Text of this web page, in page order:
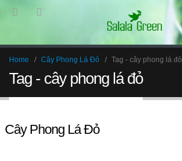
Home Cây Phong Lá Đỏ Tag - cây phong lá đỏ
Tag - cây phong lá đỏ
Cây Phong Lá Đỏ